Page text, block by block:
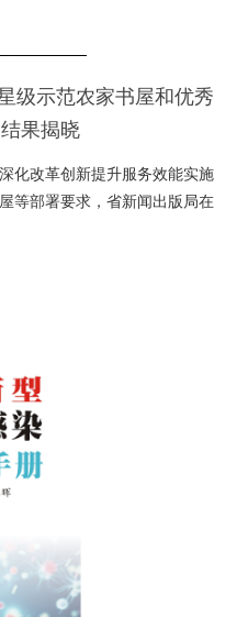
级示范农家书屋和优秀
果揭晓
化改革创新提升服务效能实施
等部署要求，省新闻出版局在